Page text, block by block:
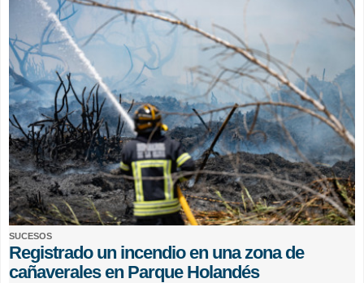
SUCESOS
Registrado un incendio en una zona de
cañaverales en Parque Holandés